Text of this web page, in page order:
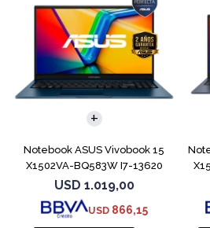
Notebook ASUS Vivobook 15
X1502VA-BQ583W I7-13620
512GB 16GB
USD 1.019,00
USD 866,15
COMPARAR